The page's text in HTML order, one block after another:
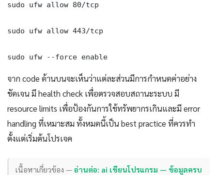
sudo ufw allow 80/tcp
sudo ufw allow 443/tcp
sudo ufw --force enable
จาก code ด้านบนจะเห็นว่าแต่ละส่วนมีการกำหนดค่าอย่าง
ชัดเจน มี health check เพื่อตรวจสอบสถานะระบบ มี
resource limits เพื่อป้องกันการใช้ทรัพยากรเกินและมี error
handling ที่เหมาะสม ทั้งหมดนี้เป็น best practice ที่ควรทำ
ตั้งแต่เริ่มต้นโปรเจค
เนื้อหาเกี่ยวข้อง —อ่านต่อ: ai เขียนโปรแกรม — ข้อมูลครบ